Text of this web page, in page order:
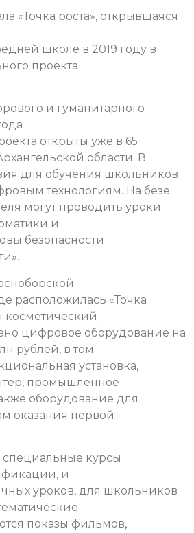
«Точка роста», открывшаяся
школе в 2019 году в
проекта
и гуманитарного
открыты уже в 65
области. В
для обучения школьников
технологиям. На безе
могут проводить уроки
и
безопасности
расположилась «Точка
косметический
цифровое оборудование на
рублей, в том
установка,
промышленное
оборудование для
оказания первой
курсы
и
уроков, для школьников
показы фильмов,